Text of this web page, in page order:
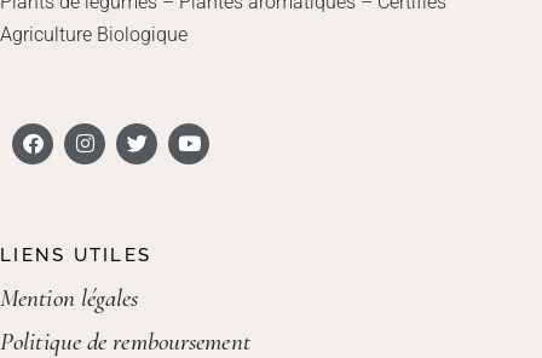
Agriculture Biologique
LIENS UTILES
Mention légales
Politique de remboursement